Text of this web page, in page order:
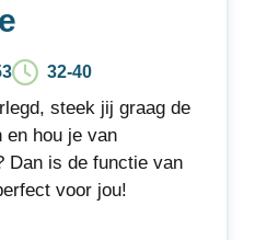
32-40
steek jij graag de
en hou je van
Dan is de functie van
voor jou!